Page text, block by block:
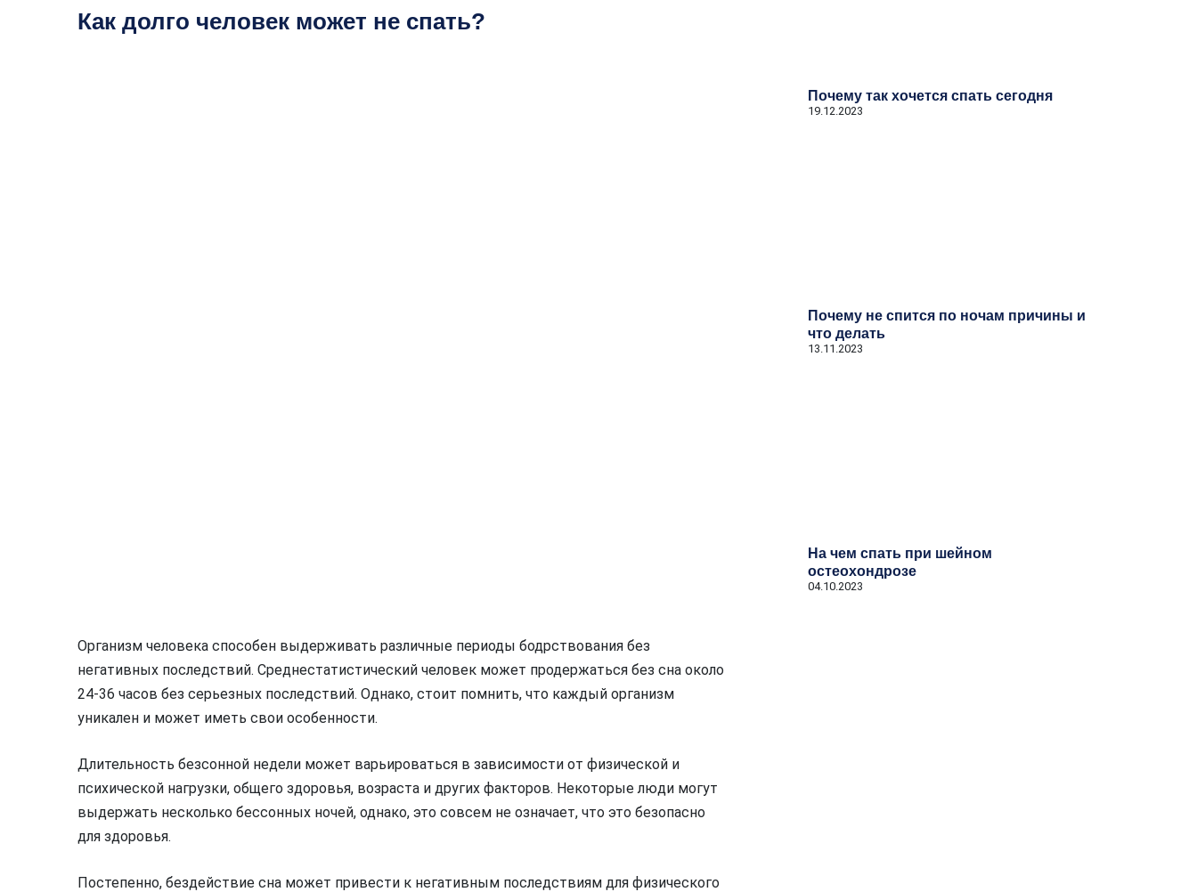
Как долго человек может не спать?
Организм человека способен выдерживать различные периоды бодрствования без
негативных последствий. Среднестатистический человек может продержаться без сна около
24-36 часов без серьезных последствий. Однако, стоит помнить, что каждый организм
уникален и может иметь свои особенности.
Длительность безсонной недели может варьироваться в зависимости от физической и
психической нагрузки, общего здоровья, возраста и других факторов. Некоторые люди могут
выдержать несколько бессонных ночей, однако, это совсем не означает, что это безопасно
для здоровья.
Постепенно, бездействие сна может привести к негативным последствиям для физического
Почему так хочется спать сегодня
19.12.2023
Почему не спится по ночам причины и
что делать
13.11.2023
На чем спать при шейном
остеохондрозе
04.10.2023